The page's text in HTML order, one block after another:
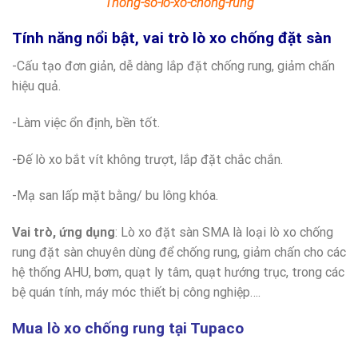
Tính năng nổi bật, vai trò lò xo chống đặt sàn
-Cấu tạo đơn giản, dễ dàng lắp đặt chống rung, giảm chấn
hiệu quả.
-Làm việc ổn định, bền tốt.
-Đế lò xo bắt vít không trượt, lắp đặt chắc chắn.
-Mạ san lấp mặt bằng/ bu lông khóa.
Vai trò, ứng dụng: Lò xo đặt sàn SMA là loại lò xo chống
rung đặt sàn chuyên dùng để chống rung, giảm chấn cho các
hệ thống AHU, bơm, quạt ly tâm, quạt hướng trục, trong các
bệ quán tính, máy móc thiết bị công nghiệp….
Mua lò xo chống rung tại Tupaco